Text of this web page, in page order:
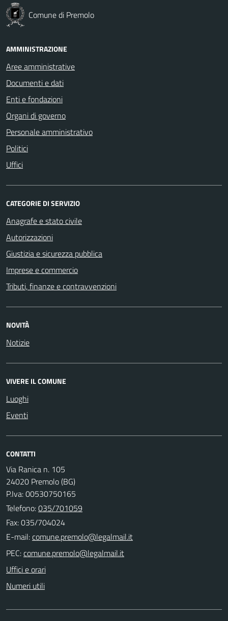
Comune di Premolo
AMMINISTRAZIONE
Aree amministrative
Documenti e dati
Enti e fondazioni
Organi di governo
Personale amministrativo
Politici
Uffici
CATEGORIE DI SERVIZIO
Anagrafe e stato civile
Autorizzazioni
Giustizia e sicurezza pubblica
Imprese e commercio
Tributi, finanze e contravvenzioni
NOVITÀ
Notizie
VIVERE IL COMUNE
Luoghi
Eventi
CONTATTI
Via Ranica n. 105
24020 Premolo (BG)
P.Iva: 00530750165
Telefono:035/701059
Fax: 035/704024
E-mail:
PEC:
Uffici e orari
Numeri utili